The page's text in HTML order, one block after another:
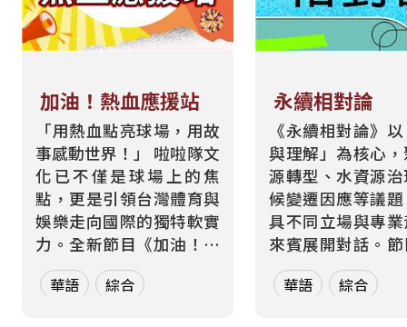
加油！熱血應援站
「用熱血點亮球場，用故
事感動世界！」 啦啦隊文
化已不僅是球場上的焦
點，更是引領台灣體育與
娛樂走向國際的獨特軟實
力。全新節目《加油！熱
血應援站》，由香港藝人
張啟樂與影視運動產業專
華語 綜合
永續相對論
《永續相對論》
與理解」為核心
源轉型、水資源
候變遷因應等議
具不同立場與專
來賓展開對話。
月一題、四集為
元，從各方觀點
華語 綜合